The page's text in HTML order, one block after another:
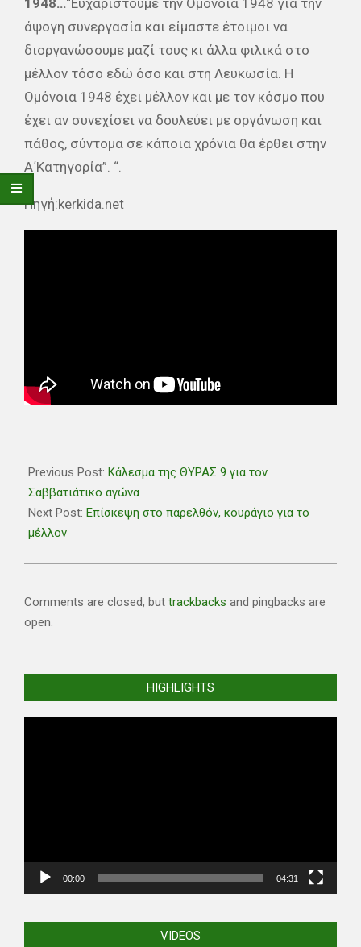
άψογη συνεργασία και είμαστε έτοιμοι να
διοργανώσουμε μαζί τους κι άλλα φιλικά στο
μέλλον τόσο εδώ όσο και στη Λευκωσία. Η
Ομόνοια 1948 έχει μέλλον και με τον κόσμο που
έχει αν συνεχίσει να δουλεύει με οργάνωση και
πάθος, σύντομα σε κάποια χρόνια θα έρθει στην
Α΄Κατηγορία”. “.
Πηγή:kerkida.net
11-
07
Previous Post: Κάλεσμα της ΘΥΡΑΣ 9 για τον
Σαββατιάτικο αγώνα
Next Post: Επίσκεψη στο παρελθόν, κουράγιο για το
μέλλον
Comments are closed, but trackbacks and pingbacks are
open.
HIGHLIGHTS
00:00 04:31
VIDEOS